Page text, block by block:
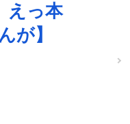
えっ本
が】